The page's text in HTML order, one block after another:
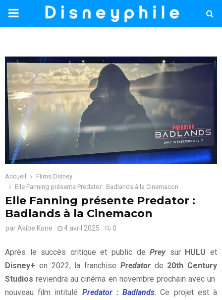
PRIMARY
Accueil
Films Disney
Elle Fanning présente Predator : Badlands à la Cinemacon
Elle Fanning présente Predator :
Badlands à la Cinemacon
par Akibe Kone 4 avril 2025 0
Après le succès critique et public dePreysur HULU et
Disney+ en 2022, la franchise Predatorde 20th Century
Studios reviendra au cinéma en novembre prochain avec un
nouveau film intitulé Predator : Badlands . Ce projet est à